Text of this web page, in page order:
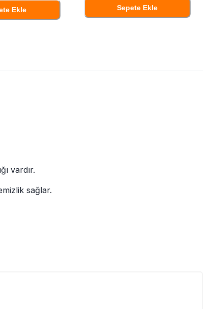
Ekle Sepete Ekle
vardır.
sağlar.